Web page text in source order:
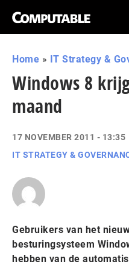
Home » IT Strategy &
Windows 8
maand
17 NOVEMBER 2011 - 13:35
IT STRATEGY &
Gebruikers van het
besturingsysteem
hebben van de